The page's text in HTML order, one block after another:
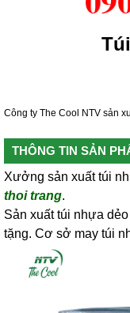
Công ty The Cool NTV sản
THÔNG TIN SẢN
Xưởng sản xuất túi
thoi trang.
Sản xuất túi nhựa
tặng. Cơ sở may túi